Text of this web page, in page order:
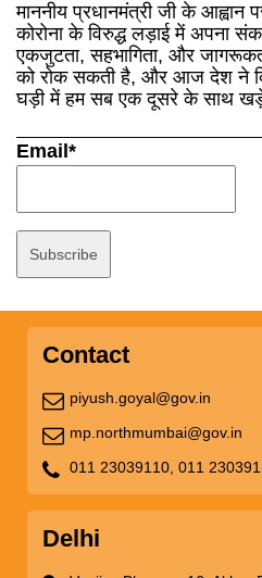
माननीय प्रधानमंत्री जी के
कोरोना के विरुद्ध लड़ाई में अपना
एकजुटता, सहभागिता, और
को रोक सकती है, और आज देश ने
घड़ी में हम सब एक दूसरे के साथ
Email*
Contact
piyush.goyal@gov.in
mp.northmumbai@gov.in
011 23039110, 011
Delhi